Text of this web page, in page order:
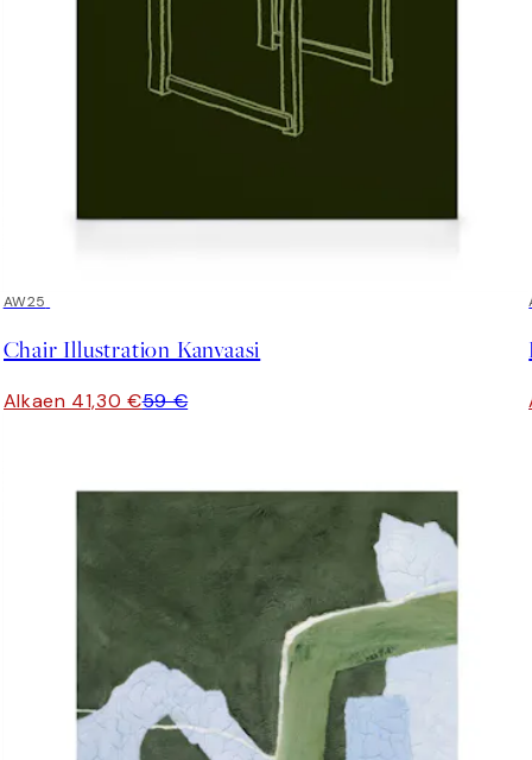
30%*
AW25
Chair Illustration Kanvaasi
Alkaen 41,30 €59 €